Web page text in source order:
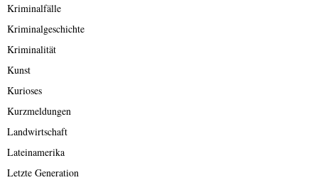
Kriminalfälle
Kriminalgeschichte
Kriminalität
Kunst
Kurioses
Kurzmeldungen
Landwirtschaft
Lateinamerika
Letzte Generation